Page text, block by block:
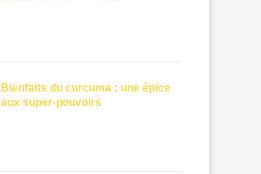
Bienfaits du curcuma : une épice
aux super-pouvoirs